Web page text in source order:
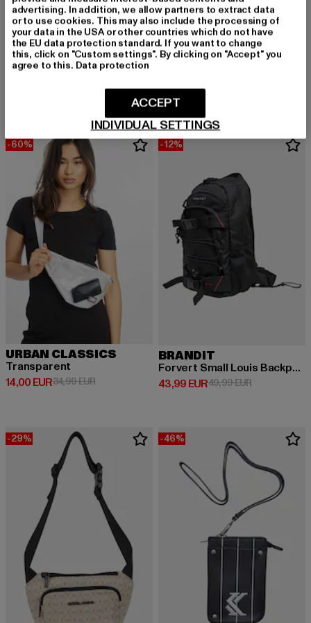
BRANDIT
Grab
Derzeitiger Preis: 16,80 EURAktionspreis: 39,99 EUR
DEF
15,99 EUR
Derzeitiger Preis: 15,99 EUR
19,99 EUR
-60%
URBAN CLASSICS
Transparent
14,00 EUR
Derzeitiger Preis: 14,00 EUR
34,99 EURAktionspreis: 34,99 EUR
-12%
BRANDIT
Forvert Small Louis Backpack
43,99 EUR
Derzeitiger Preis: 43,99 EUR
49,99 EURAktionspreis:
-29% -46%
advertising. In addition, we allow partners to extract data
or to use cookies. This may also include the processing of
your data in the USA or other countries which do not have
the EU data protection standard. If you want to change
this, click on "Custom settings". By clicking on "Accept" you
agree to this. Data protection
INDIVIDUAL SETTINGS
ACCEPT